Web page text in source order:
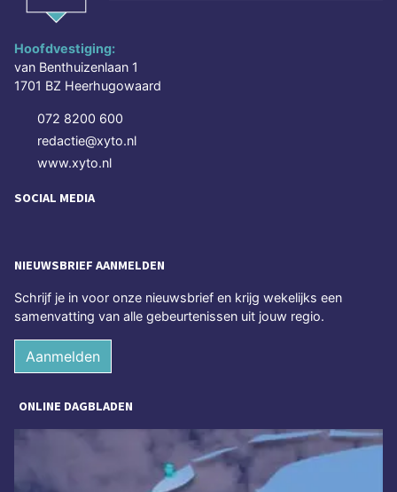
Hoofdvestiging:
van Benthuizenlaan 1
1701 BZ Heerhugowaard
072 8200 600
redactie@xyto.nl
www.xyto.nl
SOCIAL MEDIA
NIEUWSBRIEF AANMELDEN
Schrijf je in voor onze nieuwsbrief en krijg wekelijks een
samenvatting van alle gebeurtenissen uit jouw regio.
Aanmelden
ONLINE DAGBLADEN